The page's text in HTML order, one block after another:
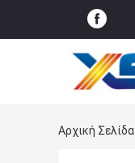
Αρχική Σελίδα